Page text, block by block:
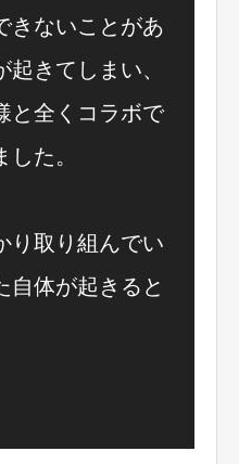
きないことがあ
きてしまい、
と全くコラボで
た。
り取り組んでい
自体が起きると